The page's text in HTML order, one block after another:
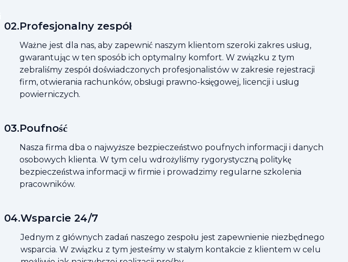
02.Profesjonalny zespół
Ważne jest dla nas, aby zapewnić naszym klientom szeroki zakres usług,
gwarantując w ten sposób ich optymalny komfort. W związku z tym
zebraliśmy zespół doświadczonych profesjonalistów w zakresie rejestracji
firm, otwierania rachunków, obsługi prawno-księgowej, licencji i usług
powierniczych.
03.Poufność
Nasza firma dba o najwyższe bezpieczeństwo poufnych informacji i danych
osobowych klienta. W tym celu wdrożyliśmy rygorystyczną politykę
bezpieczeństwa informacji w firmie i prowadzimy regularne szkolenia
pracowników.
04.Wsparcie 24/7
Jednym z głównych zadań naszego zespołu jest zapewnienie niezbędnego
wsparcia. W związku z tym jesteśmy w stałym kontakcie z klientem w celu